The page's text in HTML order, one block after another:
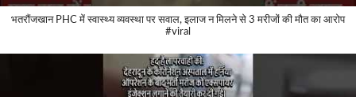
भतरौंजखान PHC में स्वास्थ्य व्यवस्था पर सवाल, इलाज न मिलने से 3 मरीजों की मौत का आरोप
#viral